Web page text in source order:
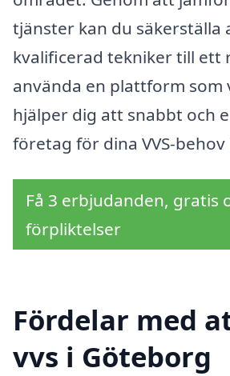
tjänster kan du säkerställa
kvalificerad tekniker till ett
använda en plattform som
hjälper dig att snabbt och
företag för dina VVS-
Få 3 erbjudanden, gratis
förpliktelser
Fördelar med
vvs i Göteborg